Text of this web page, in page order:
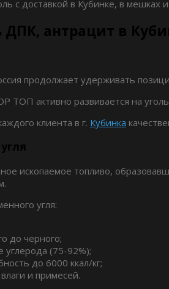
с доставкой в Кубинке, в мешках
ДПК, антрацит в
продолжает удерживать
ТОП активно развивается на
клиента в г. Кубинка
ископаемое топливо,
угля:
до черного;
углерода (75-92%);
до 6000 ккал/кг;
и примесей.